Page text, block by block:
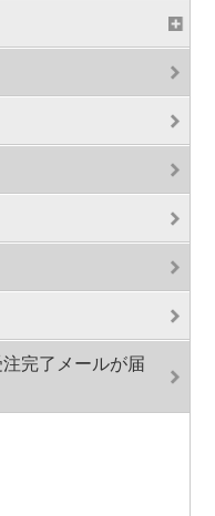
完了メールが届